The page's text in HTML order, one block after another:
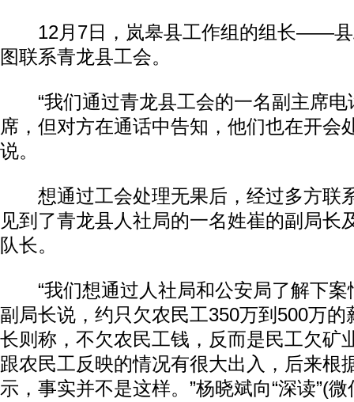
12月7日，岚皋县工作组的组长——县
图联系青龙县工会。
“我们通过青龙县工会的一名副主席电
席，但对方在通话中告知，他们也在开会
说。
想通过工会处理无果后，经过多方联
见到了青龙县人社局的一名姓崔的副局长
队长。
“我们想通过人社局和公安局了解下案
副局长说，约只欠农民工350万到500万的
长则称，不欠农民工钱，反而是民工欠矿
跟农民工反映的情况有很大出入，后来根
示，事实并不是这样。”杨晓斌向“深读”(